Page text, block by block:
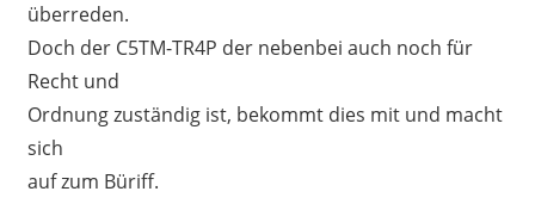
überreden.
Doch der C5TM-TR4P der nebenbei auch noch für
Recht und
Ordnung zuständig ist, bekommt dies mit und macht
sich
auf zum Büriff.